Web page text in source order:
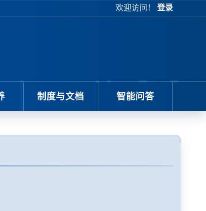
欢迎访问！ 登录
制度与文档 智能问答